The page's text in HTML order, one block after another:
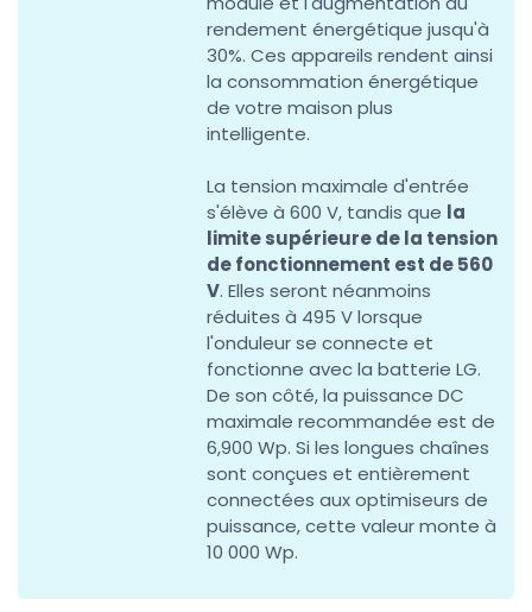
rendement énergétique jusqu'à
30%. Ces appareils rendent ainsi
la consommation énergétique
de votre maison plus
intelligente.
La tension maximale d'entrée
s'élève à 600 V, tandis que la
limite supérieure de la tension
de fonctionnement est de 560
V. Elles seront néanmoins
réduites à 495 V lorsque
l'onduleur se connecte et
fonctionne avec la batterie LG.
De son côté, la puissance DC
maximale recommandée est de
6,900 Wp. Si les longues chaînes
sont conçues et entièrement
connectées aux optimiseurs de
puissance, cette valeur monte à
10 000 Wp.